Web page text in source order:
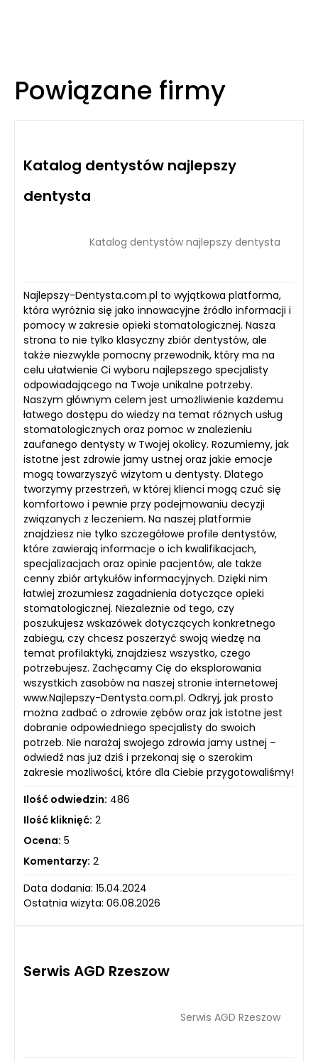
Powiązane firmy
Katalog dentystów najlepszy
dentysta
Katalog dentystów najlepszy dentysta
Najlepszy-Dentysta.com.pl to wyjątkowa platforma,
która wyróżnia się jako innowacyjne źródło informacji i
pomocy w zakresie opieki stomatologicznej. Nasza
strona to nie tylko klasyczny zbiór dentystów, ale
także niezwykle pomocny przewodnik, który ma na
celu ułatwienie Ci wyboru najlepszego specjalisty
odpowiadającego na Twoje unikalne potrzeby.
Naszym głównym celem jest umożliwienie każdemu
łatwego dostępu do wiedzy na temat różnych usług
stomatologicznych oraz pomoc w znalezieniu
zaufanego dentysty w Twojej okolicy. Rozumiemy, jak
istotne jest zdrowie jamy ustnej oraz jakie emocje
mogą towarzyszyć wizytom u dentysty. Dlatego
tworzymy przestrzeń, w której klienci mogą czuć się
komfortowo i pewnie przy podejmowaniu decyzji
związanych z leczeniem. Na naszej platformie
znajdziesz nie tylko szczegółowe profile dentystów,
które zawierają informacje o ich kwalifikacjach,
specjalizacjach oraz opinie pacjentów, ale także
cenny zbiór artykułów informacyjnych. Dzięki nim
łatwiej zrozumiesz zagadnienia dotyczące opieki
stomatologicznej. Niezależnie od tego, czy
poszukujesz wskazówek dotyczących konkretnego
zabiegu, czy chcesz poszerzyć swoją wiedzę na
temat profilaktyki, znajdziesz wszystko, czego
potrzebujesz. Zachęcamy Cię do eksplorowania
wszystkich zasobów na naszej stronie internetowej
www.Najlepszy-Dentysta.com.pl. Odkryj, jak prosto
można zadbać o zdrowie zębów oraz jak istotne jest
dobranie odpowiedniego specjalisty do swoich
potrzeb. Nie narażaj swojego zdrowia jamy ustnej –
odwiedź nas już dziś i przekonaj się o szerokim
zakresie możliwości, które dla Ciebie przygotowaliśmy!
Ilość odwiedzin: 486
Ilość kliknięć: 2
Ocena: 5
Komentarzy: 2
Data dodania: 15.04.2024
Ostatnia wizyta: 06.08.2026
Serwis AGD Rzeszow
Serwis AGD Rzeszow